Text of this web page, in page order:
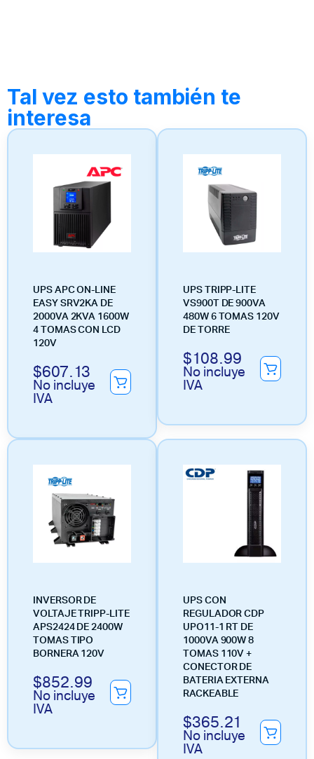
Tal vez esto también te
interesa
UPS APC ON-LINE
EASY SRV2KA DE
2000VA 2KVA 1600W
4 TOMAS CON LCD
120V
$607.13
No incluye
IVA
UPS TRIPP-LITE
VS900T DE 900VA
480W 6 TOMAS 120V
DE TORRE
$108.99
No incluye
IVA
INVERSOR DE
VOLTAJE TRIPP-LITE
APS2424 DE 2400W
TOMAS TIPO
BORNERA 120V
$852.99
No incluye
IVA
UPS CON
REGULADOR CDP
UPO11-1 RT DE
1000VA 900W 8
TOMAS 110V +
CONECTOR DE
BATERIA EXTERNA
RACKEABLE
$365.21
No incluye
IVA